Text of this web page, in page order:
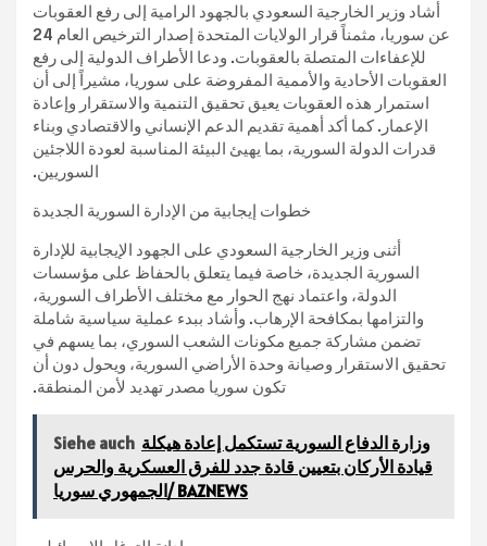
أشاد وزير الخارجية السعودي بالجهود الرامية إلى رفع العقوبات
عن سوريا، مثمناً قرار الولايات المتحدة إصدار الترخيص العام 24
للإعفاءات المتصلة بالعقوبات. ودعا الأطراف الدولية إلى رفع
العقوبات الأحادية والأممية المفروضة على سوريا، مشيراً إلى أن
استمرار هذه العقوبات يعيق تحقيق التنمية والاستقرار وإعادة
الإعمار. كما أكد أهمية تقديم الدعم الإنساني والاقتصادي وبناء
قدرات الدولة السورية، بما يهيئ البيئة المناسبة لعودة اللاجئين
السوريين.
خطوات إيجابية من الإدارة السورية الجديدة
أثنى وزير الخارجية السعودي على الجهود الإيجابية للإدارة
السورية الجديدة، خاصة فيما يتعلق بالحفاظ على مؤسسات
الدولة، واعتماد نهج الحوار مع مختلف الأطراف السورية،
والتزامها بمكافحة الإرهاب. وأشاد ببدء عملية سياسية شاملة
تضمن مشاركة جميع مكونات الشعب السوري، بما يسهم في
تحقيق الاستقرار وصيانة وحدة الأراضي السورية، ويحول دون أن
تكون سوريا مصدر تهديد لأمن المنطقة.
Siehe auch وزارة الدفاع السورية تستكمل إعادة هيكلة
قيادة الأركان بتعيين قادة جدد للفرق العسكرية والحرس
الجمهوري سوريا/ BAZNEWS